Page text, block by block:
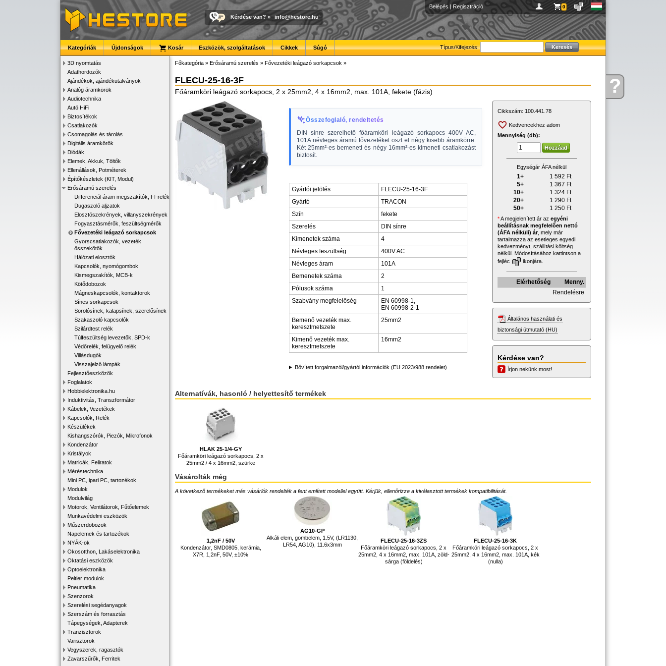
Kérdése?
Belépés | Regisztráció 0
Kérdése van? » info@hestore.hu
Típus/Kifejezés:
Kategóriák Újdonságok Kosár Eszközök, szolgáltatások Cikkek Súgó
3D nyomtatás
Adathordozók
Ajándékok, ajándékutalványok
Analóg áramkörök
Audiotechnika
Autó HiFi
Biztosítékok
Csatlakozók
Csomagolás és tárolás
Digitális áramkörök
Diódák
Elemek, Akkuk, Töltők
Ellenállások, Potméterek
Építőkészletek (KIT, Modul)
Erősáramú szerelés
Differenciál áram megszakítók, FI-relék
Dugaszoló aljzatok
Elosztószekrények, villanyszekrények
Fogyasztásmérők, feszültségmérők
Fővezetéki leágazó sorkapcsok
Gyorscsatlakozók, vezeték
összekötők
Hálózati elosztók
Kapcsolók, nyomógombok
Kismegszakítók, MCB-k
Kötődobozok
Mágneskapcsolók, kontaktorok
Sínes sorkapcsok
Sorolósínek, kalapsínek, szerelősínek
Szakaszoló kapcsolók
Szilárdtest relék
Túlfeszültség levezetők, SPD-k
Védőrelék, felügyelő relék
Villásdugók
Visszajelző lámpák
Fejlesztőeszközök
Foglalatok
Hobbielektronika.hu
Induktivitás, Transzformátor
Kábelek, Vezetékek
Kapcsolók, Relék
Készülékek
Kishangszórók, Piezók, Mikrofonok
Kondenzátor
Kristályok
Matricák, Feliratok
Méréstechnika
Mini PC, ipari PC, tartozékok
Modulok
Modulvilág
Motorok, Ventilátorok, Fűtőelemek
Munkavédelmi eszközök
Műszerdobozok
Napelemek és tartozékok
NYÁK-ok
Okosotthon, Lakáselektronika
Oktatási eszközök
Optoelektronika
Peltier modulok
Pneumatika
Szenzorok
Szerelési segédanyagok
Szerszám és forrasztás
Tápegységek, Adapterek
Tranzisztorok
Varisztorok
Vegyszerek, ragasztók
Zavarszűrők, Ferritek
Főkategória » Erősáramú szerelés » Fővezetéki leágazó sorkapcsok »
FLECU-25-16-3F
Főáramköri leágazó sorkapocs, 2 x 25mm2, 4 x 16mm2, max. 101A, fekete (fázis)
Összefoglaló, rendeltetés
DIN sínre szerelhető főáramköri leágazó sorkapocs 400V AC,
101A névleges áramú fővezetéket oszt el négy kisebb áramkörre.
Két 25mm²-es bemeneti és négy 16mm²-es kimeneti csatlakozást
biztosít.
Gyártói jelölés
FLECU-25-16-3F
Gyártó
TRACON
Szín
fekete
Szerelés
DIN sínre
Kimenetek száma
4
Névleges feszültség
400V AC
Névleges áram
101A
Bemenetek száma
2
Pólusok száma
1
Szabvány megfelelőség
EN 60998-1,
EN 60998-2-1
Bemenő vezeték max.
keresztmetszete
25mm2
Kimenő vezeték max.
keresztmetszete
16mm2
Bővített forgalmazói/gyártói információk (EU 2023/988 rendelet)
Cikkszám: 100.441.78
Kedvencekhez adom
Mennyiség (db):
Egységár ÁFA nélkül
1+ 1 592 Ft
5+
1 367 Ft
10+
1 324 Ft
20+
1 290 Ft
50+
1 250 Ft
*A megjelenített ár az egyéni
beállításnak megfelelően nettó
(ÁFA nélküli) ár, mely már
tartalmazza az esetleges egyedi
kedvezményt, szállítási költség
nélkül. Módosításához kattintson a
fejléc
ikonjára.
Elérhetőség
Menny.
Rendelésre
Általános használati és
biztonsági útmutató (HU)
Kérdése van?
Írjon nekünk most!
Alternatívák, hasonló / helyettesítő termékek
HLAK 25-1/4-GY
Főáramköri leágazó sorkapocs, 2 x
25mm2 / 4 x 16mm2, szürke
Vásárolták még
A következő termékeket más vásárlók rendelték a fent említett modellel együtt. Kérjük, ellenőrizze a kiválasztott termékek kompatibilitását.
1,2nF / 50V
Kondenzátor, SMD0805, kerámia,
X7R, 1,2nF, 50V, ±10%
AG10-GP
Alkáli elem, gombelem, 1.5V, (LR1130,
LR54, AG10), 11.6x3mm
FLECU-25-16-3ZS
Főáramköri leágazó sorkapocs, 2 x
25mm2, 4 x 16mm2, max. 101A, zöld-
sárga (földelés)
FLECU-25-16-3K
Főáramköri leágazó sorkapocs, 2 x
25mm2, 4 x 16mm2, max. 101A, kék
(nulla)